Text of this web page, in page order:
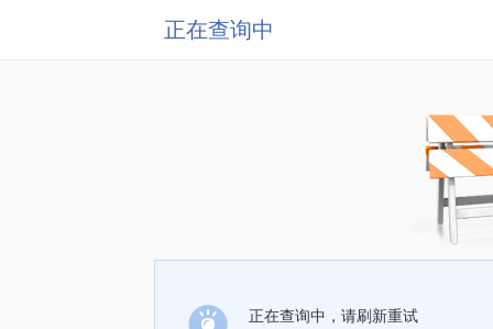
正在查询中
正在查询中，请刷新重试